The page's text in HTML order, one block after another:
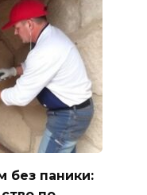
без паники: